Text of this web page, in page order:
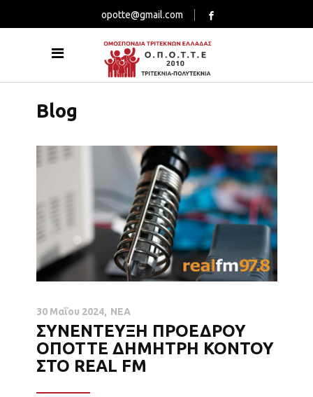
opotte@gmail.com
Blog
30 Μαΐου 2024 ΝΕΑ
ΣΥΝΕΝΤΕΥΞΗ ΠΡΟΕΔΡΟΥ
ΟΠΟΤΤΕ ΔΗΜΗΤΡΗ ΚΟΝΤΟΥ
ΣΤΟ REAL FM